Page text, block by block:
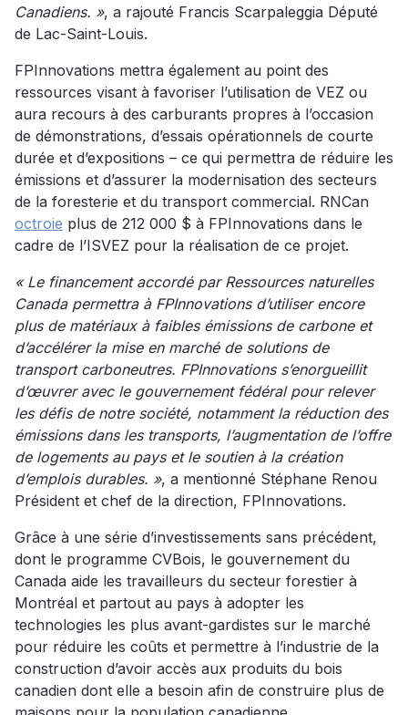
Canadiens. », a rajouté Francis Scarpaleggia Député
de Lac-Saint-Louis.
FPInnovations mettra également au point des
ressources visant à favoriser l’utilisation de VEZ ou
aura recours à des carburants propres à l’occasion
de démonstrations, d’essais opérationnels de courte
durée et d’expositions – ce qui permettra de réduire les
émissions et d’assurer la modernisation des secteurs
de la foresterie et du transport commercial. RNCan
octroie plus de 212 000 $ à FPInnovations dans le
cadre de l’ISVEZ pour la réalisation de ce projet.
« Le financement accordé par Ressources naturelles
Canada permettra à FPInnovations d’utiliser encore
plus de matériaux à faibles émissions de carbone et
d’accélérer la mise en marché de solutions de
transport carboneutres. FPInnovations s’enorgueillit
d’œuvrer avec le gouvernement fédéral pour relever
les défis de notre société, notamment la réduction des
émissions dans les transports, l’augmentation de l’offre
de logements au pays et le soutien à la création
d’emplois durables. », a mentionné Stéphane Renou
Président et chef de la direction, FPInnovations.
Grâce à une série d’investissements sans précédent,
dont le programme CVBois, le gouvernement du
Canada aide les travailleurs du secteur forestier à
Montréal et partout au pays à adopter les
technologies les plus avant-gardistes sur le marché
pour réduire les coûts et permettre à l’industrie de la
construction d’avoir accès aux produits du bois
canadien dont elle a besoin afin de construire plus de